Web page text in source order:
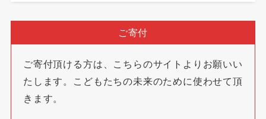
ご寄付
ご寄付頂ける方は、こちらのサイトよりお願いい
たします。こどもたちの未来のために使わせて頂
きます。